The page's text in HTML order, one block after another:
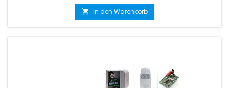
 In den Warenkorb